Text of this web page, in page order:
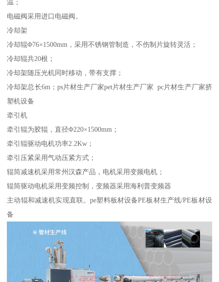
温；
电磁阀采用进口电磁阀。
冷却架
冷却辊Φ76×1500mm，采用不锈钢管制造，不伤制片旋转灵活；
冷却辊共20根；
冷却架随压光机同时移动，带有支撑；
冷却架总长6m；ps片材生产厂家pet片材生产厂家 pc片材生产厂家挤
塑机设备
牵引机
牵引辊为胶辊，直径Φ220×1500mm；
牵引辊驱动电机功率2.2Kw；
牵引压紧采用气动压紧方式；
辊筒减速机采用常州汉森产品，电机采用变频电机；
辊筒驱动电机采用变频控制，变频器采用海利普变频器
主动辊和减速机实现直联。pe塑料板材设备PE板材生产线/PE板材设
备